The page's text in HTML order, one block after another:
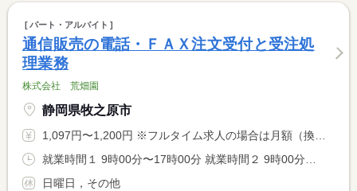
パート・アルバイト
通信販売の電話・ＦＡＸ注文受付と受注処
理業務
株式会社 荒畑園
静岡県牧之原市
1,097円〜1,200円 ※フルタイム求人の場合は月額（換算額）、パート求人の場合は時間額を表示しています。
日曜日，その他